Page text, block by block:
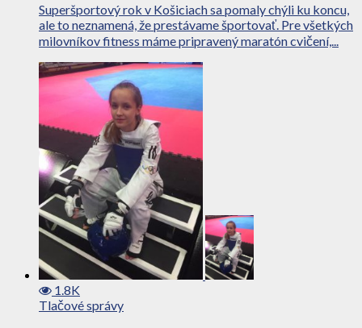
Superšportový rok v Košiciach sa pomaly chýli ku koncu,
ale to neznamená, že prestávame športovať. Pre všetkých
milovníkov fitness máme pripravený maratón cvičení,...
1.8K
Tlačové správy